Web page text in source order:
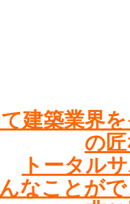
建築業界
の
トータル
なことが